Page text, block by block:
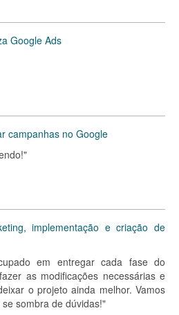
Google Ads
campanhas no Google
implementação e criação de
em entregar cada fase do
as modificações necessárias e
o projeto ainda melhor. Vamos
sombra de dúvidas!"